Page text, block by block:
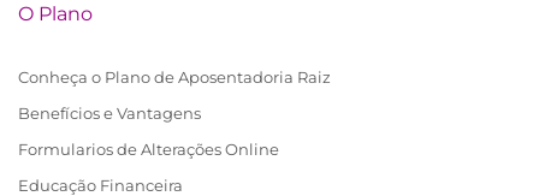
O Plano
Conheça o Plano de Aposentadoria Raiz
Benefícios e Vantagens
Formularios de Alterações Online
Educação Financeira